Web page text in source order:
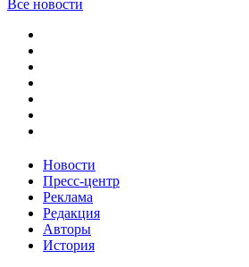
Все новости
Новости
Пресс-центр
Реклама
Редакция
Авторы
История